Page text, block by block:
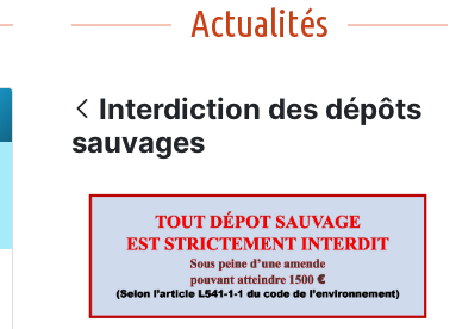
Actualités
Interdiction des dépôts
sauvages